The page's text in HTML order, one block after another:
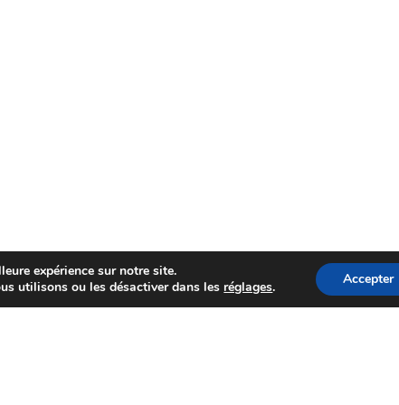
expérience sur notre site.
utilisons ou les désactiver dans les réglages. Accepter